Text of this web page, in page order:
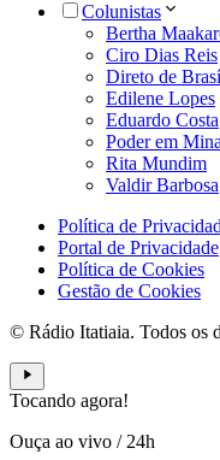
Colunistas
Bertha
Ciro Dias Reis
Direto de
Edilene Lopes
Eduardo Costa
Poder em
Rita Mundim
Valdir Barbosa
Política de
Portal de Privacidade
Política de Cookies
Gestão de Cookies
© Rádio Itatiaia. Todos os
Tocando agora!
Ouça ao vivo / 24h